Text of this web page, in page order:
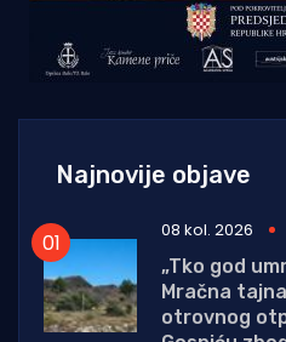
Najnovije objave
08 kol. 2026
„Tko god
Mračna
otrovnog